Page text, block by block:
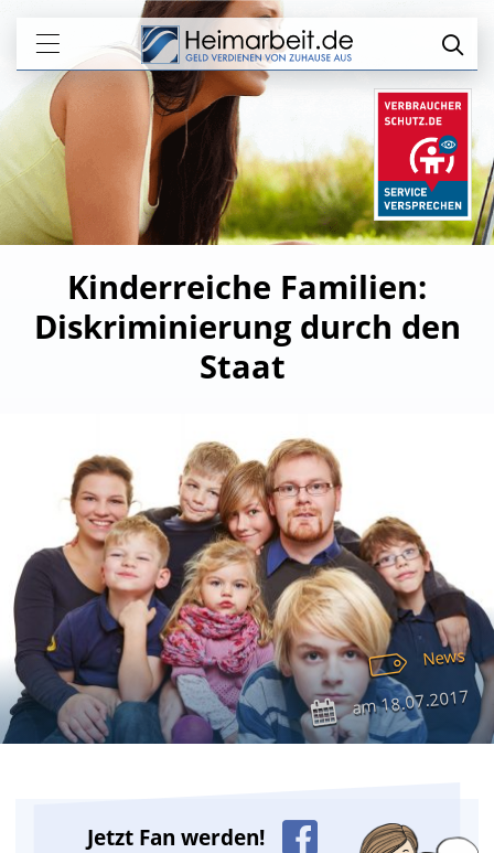
Kinderreiche Familien:
Diskriminierung durch den
Staat
News
am18.07.2017
Jetzt Fan werden!